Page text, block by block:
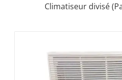
Climatiseur divisé